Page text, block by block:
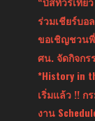
ร่วมเชียร์บอ
ขอเชิญชวน
ศน. จัดกิจกร
*History in
เริ่มแล้ว !!
งาน